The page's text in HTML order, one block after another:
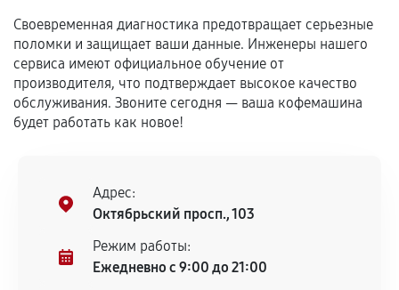
техническим параметрам и не имеют внешних
дефектов.
Установка была выполнена нашим сервисным
центром.
При этом гарантия на сами комплектующие
сервисный центр ответственности не несет.
Своевременная диагностика предотвращает серьезные
поломки и защищает ваши данные. Инженеры нашего
сервиса имеют официальное обучение от
производителя, что подтверждает высокое качество
обслуживания. Звоните сегодня — ваша кофемашина
будет работать как новое!
Адрес:
Октябрьский просп., 103
Режим работы:
Ежедневно с 9:00 до 21:00